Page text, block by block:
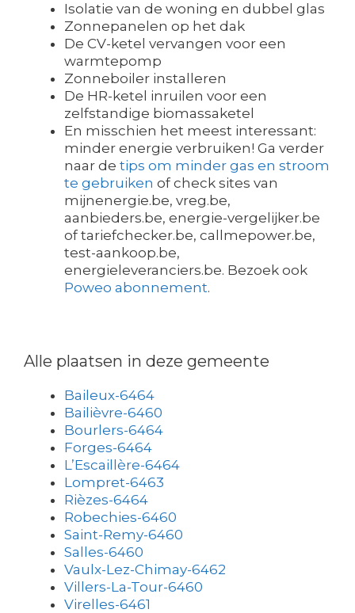
Isolatie van de woning en dubbel glas
Zonnepanelen op het dak
De CV-ketel vervangen voor een
warmtepomp
Zonneboiler installeren
De HR-ketel inruilen voor een
zelfstandige biomassaketel
En misschien het meest interessant:
minder energie verbruiken! Ga verder
naar de tips om minder gas en stroom
te gebruiken of check sites van
mijnenergie.be, vreg.be,
aanbieders.be, energie-vergelijker.be
of tariefchecker.be, callmepower.be,
test-aankoop.be,
energieleveranciers.be. Bezoek ook
Poweo abonnement.
Alle plaatsen in deze gemeente
Baileux-6464
Bailièvre-6460
Bourlers-6464
Forges-6464
L’Escaillère-6464
Lompret-6463
Rièzes-6464
Robechies-6460
Saint-Remy-6460
Salles-6460
Vaulx-Lez-Chimay-6462
Villers-La-Tour-6460
Virelles-6461